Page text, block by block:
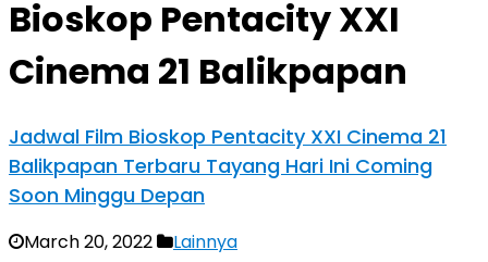
Bioskop Pentacity XXI
Cinema 21 Balikpapan
Jadwal Film Bioskop Pentacity XXI Cinema 21
Balikpapan Terbaru Tayang Hari Ini Coming
Soon Minggu Depan
March 20, 2022 Lainnya